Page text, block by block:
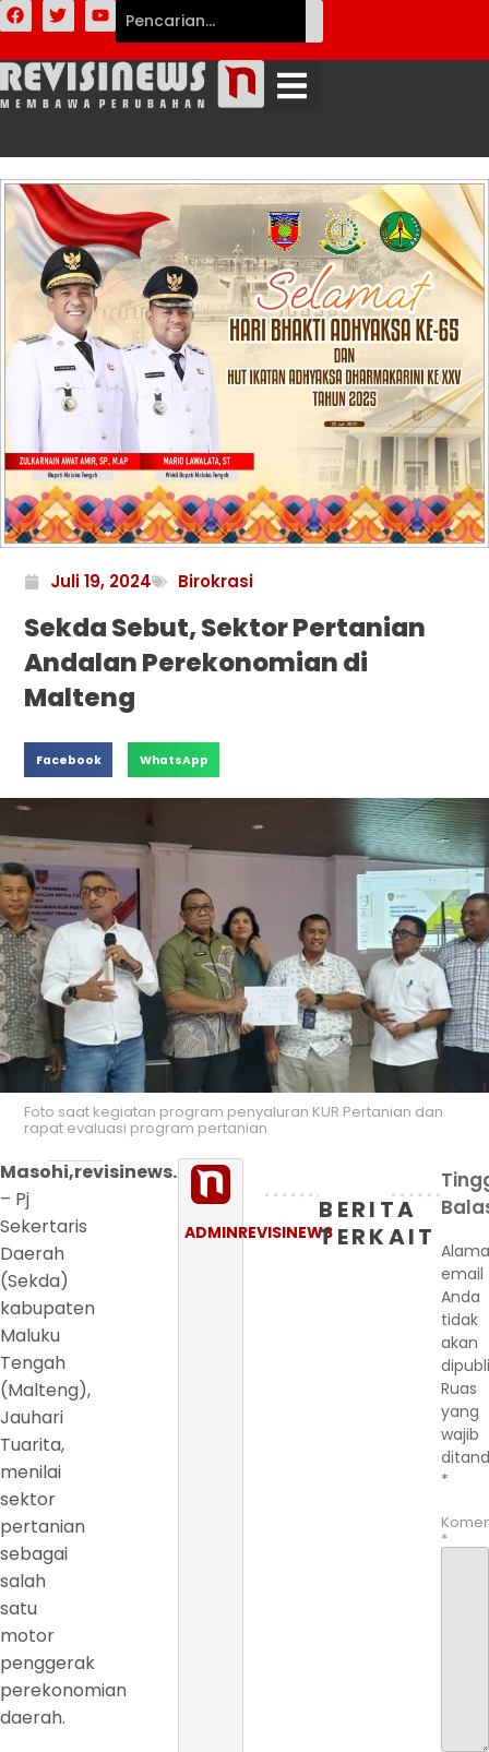
Juli 19, 2024 Birokrasi
Sekda Sebut, Sektor Pertanian
Andalan Perekonomian di
Malteng
Facebook WhatsApp
Foto saat kegiatan program penyaluran KUR Pertanian dan
rapat evaluasi program pertanian
Masohi,revisinews.com
– Pj
Sekertaris
Daerah
(Sekda)
kabupaten
Maluku
Tengah
(Malteng),
Jauhari
Tuarita,
menilai
sektor
pertanian
sebagai
salah
satu
motor
penggerak
perekonomian
daerah.
ADMINREVISINEWS
BERITA
TERKAIT
email
Anda
tidak
akan
Ruas
yang
wajib
*
*